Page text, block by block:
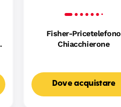
Fisher-Pricetelefono
Chiacchierone
Dove acquistare